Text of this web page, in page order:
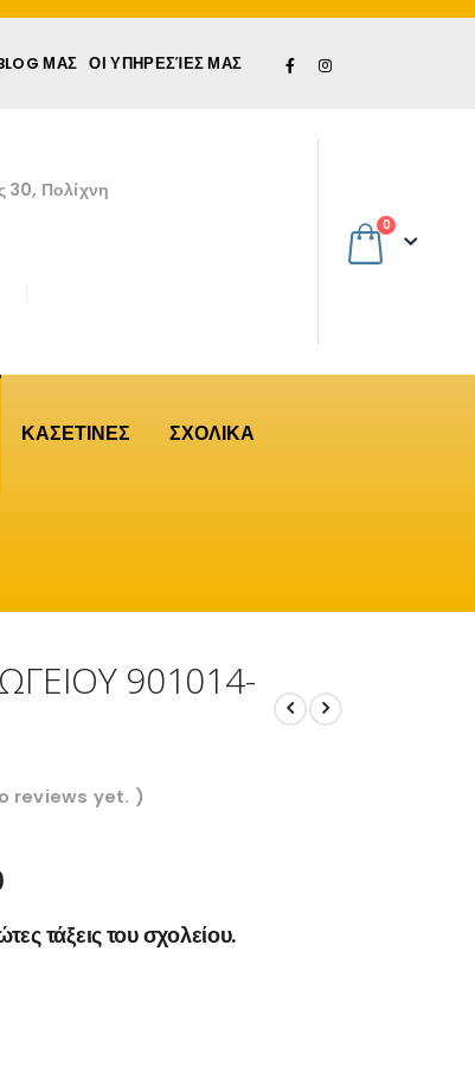
ΜΑΣ ΟΙ ΥΠΗΡΕΣΊΕΣ ΜΑΣ
30, Πολίχνη
0
ΚΑΣΕΤΙΝΕΣ ΣΧΟΛΙΚΑ
901014-
reviews yet. )
τάξεις του σχολείου.